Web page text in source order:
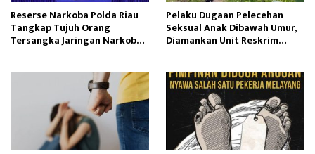
Reserse Narkoba Polda Riau
Tangkap Tujuh Orang
Tersangka Jaringan Narkoba
Pelaku Dugaan Pelecehan
Seksual Anak Dibawah Umur,
Diamankan Unit Reskrim